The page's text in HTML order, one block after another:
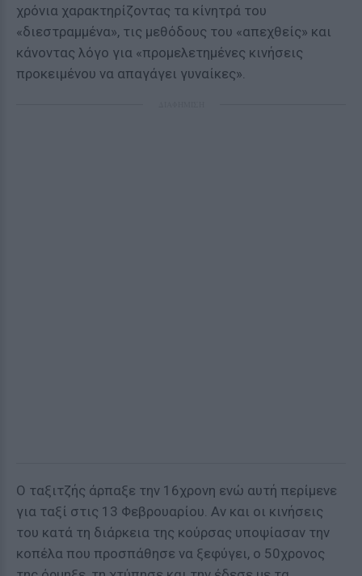
χρόνια χαρακτηρίζοντας τα κίνητρά του
«διεστραμμένα», τις μεθόδους του «απεχθείς» και
κάνοντας λόγο για «προμελετημένες κινήσεις
προκειμένου να απαγάγει γυναίκες».
Ο ταξιτζής άρπαξε την 16χρονη ενώ αυτή περίμενε
για ταξί στις 13 Φεβρουαρίου. Αν και οι κινήσεις
του κατά τη διάρκεια της κούρσας υποψίασαν την
κοπέλα που προσπάθησε να ξεφύγει, ο 50χρονος